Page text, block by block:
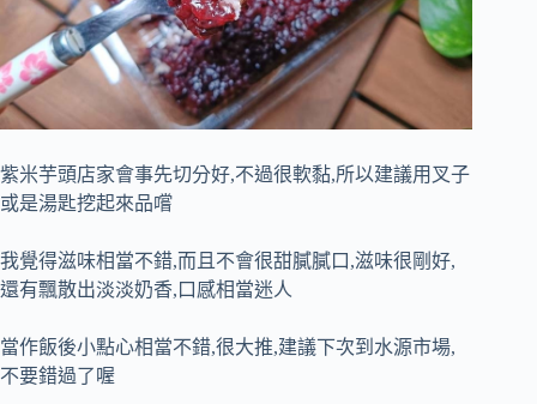
紫米芋頭店家會事先切分好,不過很軟黏,所以建議用叉子
或是湯匙挖起來品嚐
我覺得滋味相當不錯,而且不會很甜膩膩口,滋味很剛好,
還有飄散出淡淡奶香,口感相當迷人
當作飯後小點心相當不錯,很大推,建議下次到水源市場,
不要錯過了喔